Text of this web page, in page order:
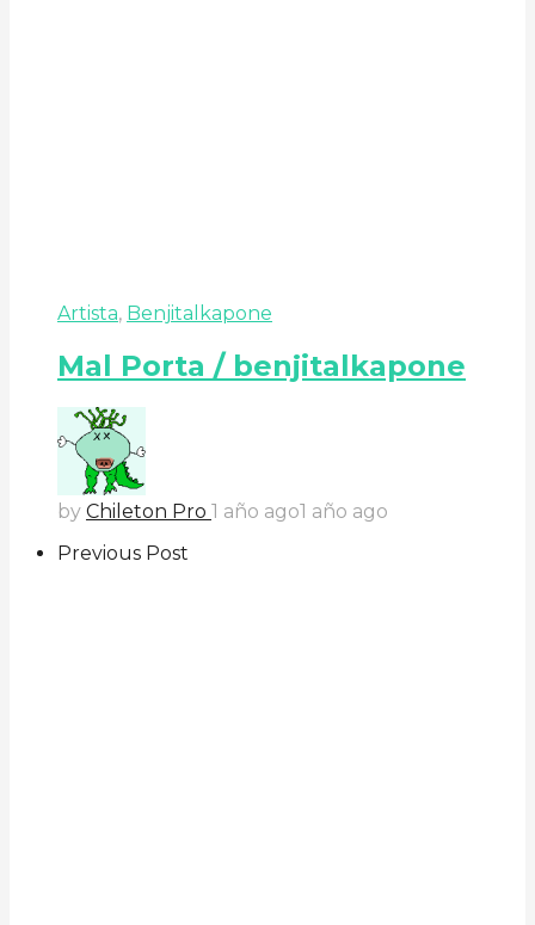
Artista, Benjitalkapone
Mal Porta / benjitalkapone
by Chileton Pro 1 año ago1 año ago
Previous Post